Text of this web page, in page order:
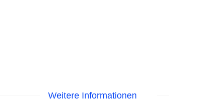
Weitere Informationen